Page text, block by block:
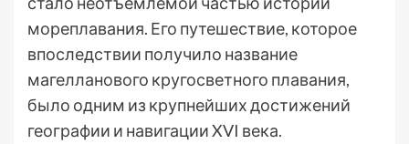
мореплавания. Его путешествие, которое
впоследствии получило название
магелланового кругосветного плавания,
было одним из крупнейших достижений
географии и навигации XVI века.